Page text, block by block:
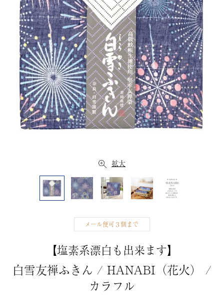
拡大
メール便可３個まで
【塩素系漂白も出来ます】
白雪友禅ふきん / HANABI（花火） /
カラフル